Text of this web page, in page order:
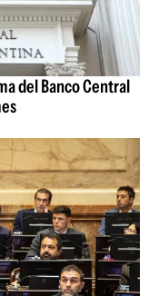
del Banco Central